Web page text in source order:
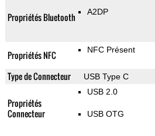
Propriétés Bluetooth A2DP
Propriétés NFC NFC Présent
Type de Connecteur USB Type C
Propriétés
Connecteur
USB 2.0
USB OTG